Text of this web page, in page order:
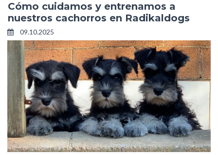
Cómo cuidamos y entrenamos a
nuestros cachorros en Radikaldogs
09.10.2025